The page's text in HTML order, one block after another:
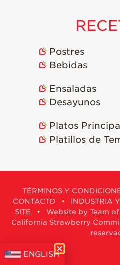
Postres
Bebidas
Ensaladas
Desayunos
Platos
Platillos de
TÉRMINOS Y
CONTACTO• INDUSTRIA
SITE • Website by Team
California Strawberry
ENGLISH